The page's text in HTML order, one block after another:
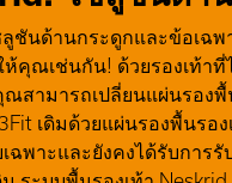
ชันด้านกระดูกและข้อเฉพ
คุณเช่นกัน! ด้วยรองเท้าที่
สามารถเปลี่ยนแผ่นรองพื้
เดิมด้วยแผ่นรองพื้นรอ
ฉพาะและยังคงได้รับการรั